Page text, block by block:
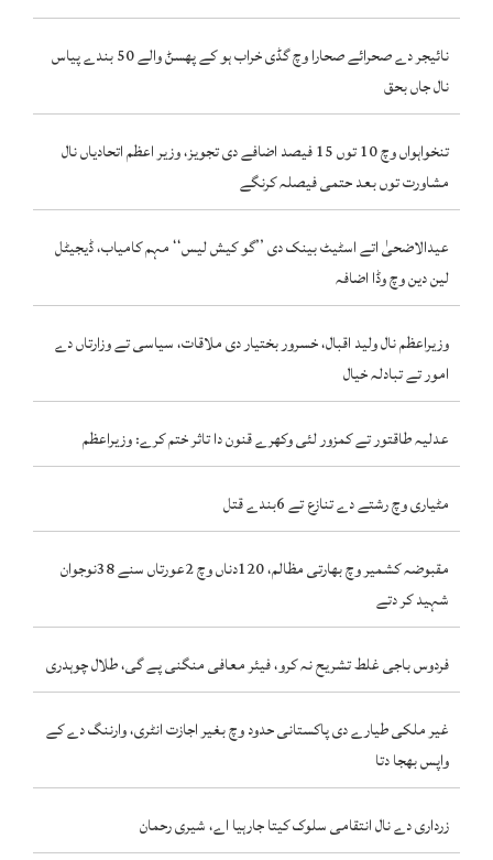
نائیجر دے صحرائے صحارا وچ گڈی خراب ہو کے پھسݨ والے 50 بندے پیاس
نال جاں بحق
تنخواہواں وچ 10 توں 15 فیصد اضافے دی تجویز، وزیر اعظم اتحادیاں نال
مشاورت توں بعد حتمی فیصلہ کرنگے
عیدالاضحیٰ اتے اسٹیٹ بینک دی ’’گو کیش لیس‘‘ مہم کامیاب، ڈیجیٹل
لین دین وچ وڈا اضافہ
وزیراعظم نال ولید اقبال، خسرور بختیار دی ملاقات، سیاسی تے وزارتاں دے
امور تے تبادلہ خیال
عدلیہ طاقتور تے کمزور لئی وکھرے قنون دا تاثر ختم کرے: وزیراعظم
مٹیاری وچ رشتے دے تنازع تے 6بندے قتل
مقبوضہ کشمیر وچ بھارتی مظالم، 120دناں وچ 2عورتاں سنے 38نوجوان
شہید کر دتے
فردوس باجی غلط تشریح نہ کرو، فیئر معافی منگنی پے گی، طلال چوہدری
غیر ملکی طیارے دی پاکستانی حدود وچ بغیر اجازت انٹری، وارننگ دے کے
واپس بھجا دتا
زرداری دے نال انتقامی سلوک کیتا جارہیا اے، شیری رحمان